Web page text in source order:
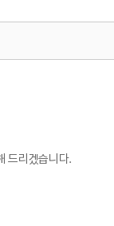
드리겠습니다.